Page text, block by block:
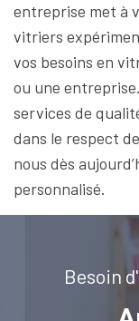
entreprise met à
vitriers
vos besoins en
ou une
services de
dans le respect
nous dès
personnalisé.
Besoin